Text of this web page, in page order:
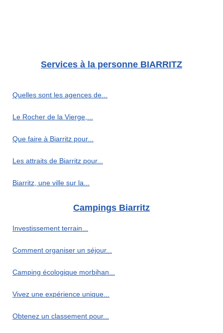
Services à la personne BIARRITZ
Quelles sont les agences de...
Le Rocher de la Vierge,...
Que faire à Biarritz pour...
Les attraits de Biarritz pour...
Biarritz, une ville sur la...
Campings Biarritz
Investissement terrain...
Comment organiser un séjour...
Camping écologique morbihan...
Vivez une expérience unique...
Obtenez un classement pour...